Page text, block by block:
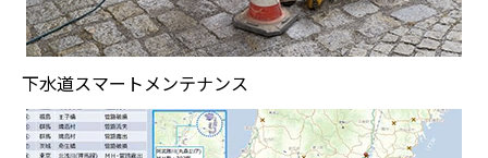
下水道スマートメンテナンス